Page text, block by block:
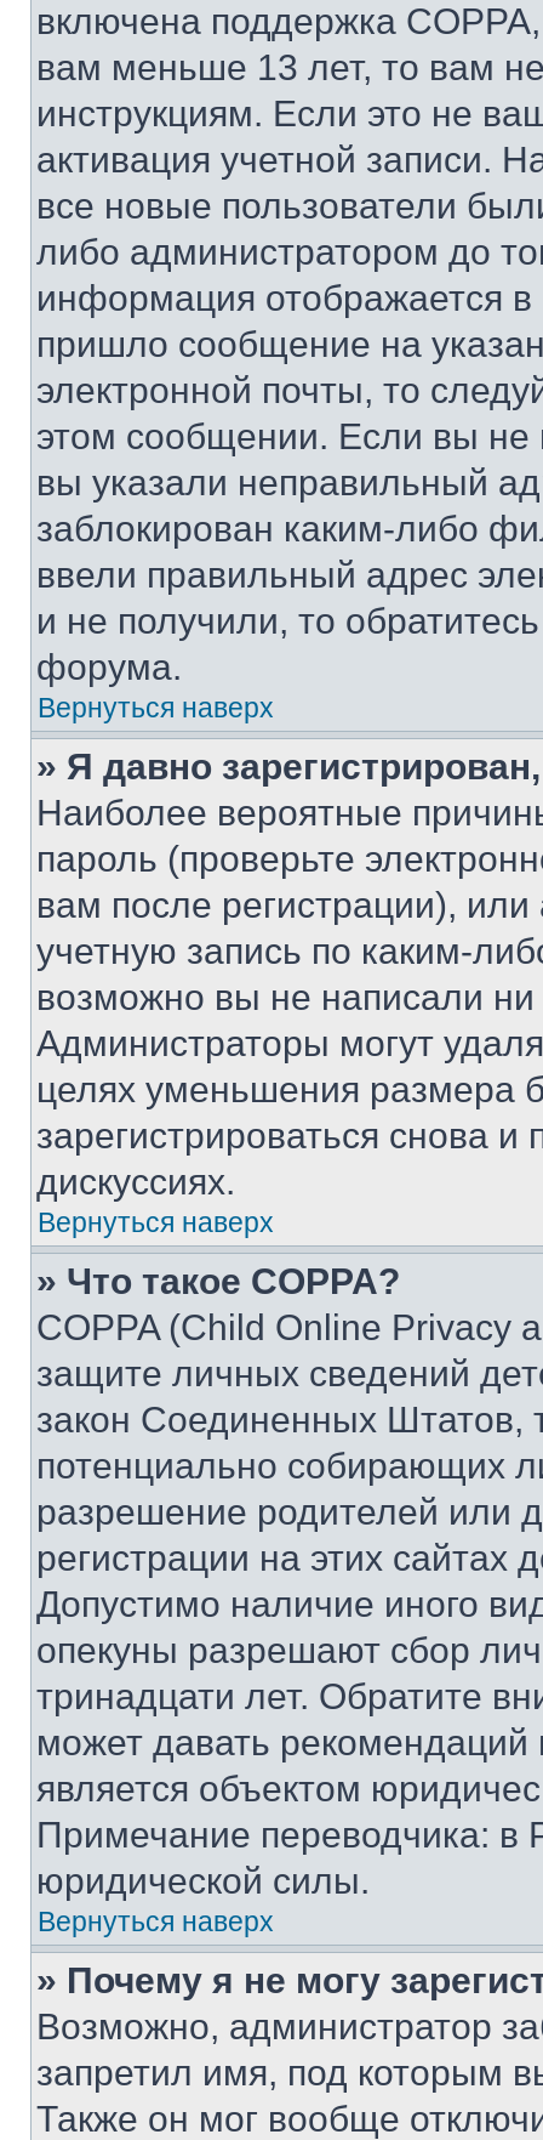
включена поддержка
вам меньше 13 лет, то вам
инструкциям. Если это не
активация учетной записи.
все новые пользователи
либо администратором до
информация отображается
пришло сообщение на
электронной почты, то
этом сообщении. Если вы
вы указали неправильный
заблокирован каким-либо
ввели правильный адрес
и не получили, то
форума.
Вернуться наверх
» Я давно
Наиболее вероятные
пароль (проверьте
вам после регистрации),
учетную запись по каким-
возможно вы не написали
Администраторы могут
целях уменьшения размера
зарегистрироваться снова и
дискуссиях.
Вернуться наверх
» Что такое COPPA?
COPPA (Child Online Privacy
защите личных сведений
закон Соединенных Штатов,
потенциально собирающих
разрешение родителей или
регистрации на этих сайтах
Допустимо наличие иного
опекуны разрешают сбор
тринадцати лет. Обратите
может давать
является объектом
Примечание переводчика: в
юридической силы.
Вернуться наверх
» Почему я не могу
Возможно, администратор
запретил имя, под которым
Также он мог вообще